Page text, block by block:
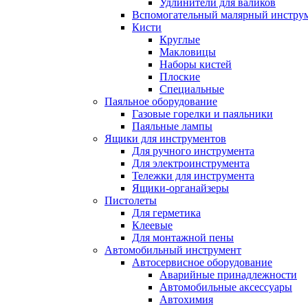
Удлинители для валиков
Вспомогательный малярный
Кисти
Круглые
Макловицы
Наборы кистей
Плоские
Специальные
Паяльное оборудование
Газовые горелки и паяльники
Паяльные лампы
Ящики для инструментов
Для ручного инструмента
Для электроинструмента
Тележки для инструмента
Ящики-органайзеры
Пистолеты
Для герметика
Клеевые
Для монтажной пены
Автомобильный инструмент
Автосервисное оборудование
Аварийные принадлежности
Автомобильные аксессуары
Автохимия